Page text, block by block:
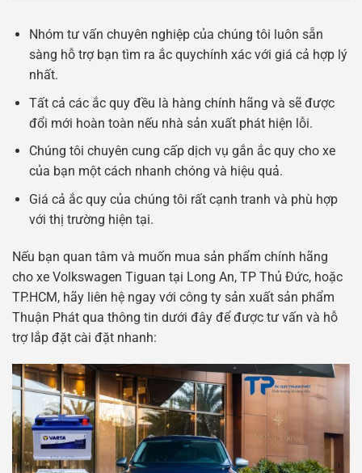
Nhóm tư vấn chuyên nghiệp của chúng tôi luôn sẵn
sàng hỗ trợ bạn tìm ra ắc quychính xác với giá cả hợp lý
nhất.
Tất cả các ắc quy đều là hàng chính hãng và sẽ được
đổi mới hoàn toàn nếu nhà sản xuất phát hiện lỗi.
Chúng tôi chuyên cung cấp dịch vụ gắn ắc quy cho xe
của bạn một cách nhanh chóng và hiệu quả.
Giá cả ắc quy của chúng tôi rất cạnh tranh và phù hợp
với thị trường hiện tại.
Nếu bạn quan tâm và muốn mua sản phẩm chính hãng
cho xe Volkswagen Tiguan tại Long An, TP Thủ Đức, hoặc
TP.HCM, hãy liên hệ ngay với công ty sản xuất sản phẩm
Thuận Phát qua thông tin dưới đây để được tư vấn và hỗ
trợ lắp đặt cài đặt nhanh: